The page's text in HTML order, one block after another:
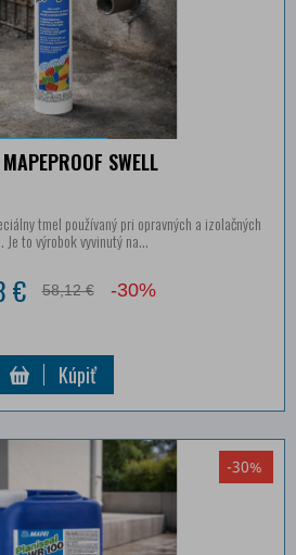
SWELL
tmel používaný pri opravných a izolačných
Je to výrobok vyvinutý na...
€ 58,12 € -30%
Kúpiť
-30%